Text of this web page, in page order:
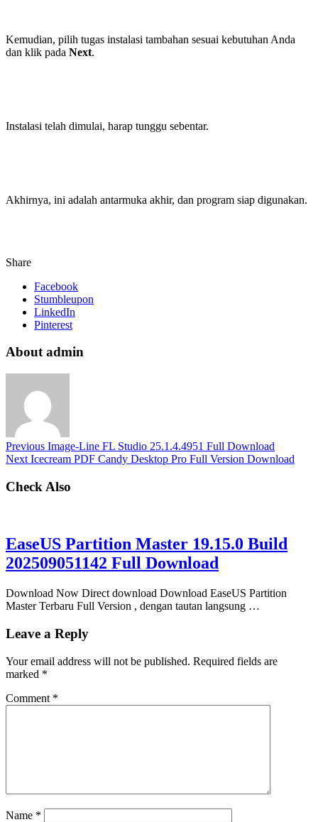
Kemudian, pilih tugas instalasi tambahan sesuai kebutuhan Anda
dan klik pada Next.
Instalasi telah dimulai, harap tunggu sebentar.
Akhirnya, ini adalah antarmuka akhir, dan program siap digunakan.
Share
Facebook
Stumbleupon
LinkedIn
Pinterest
About admin
Previous Image-Line FL Studio 25.1.4.4951 Full Download
Next Icecream PDF Candy Desktop Pro Full Version Download
Check Also
EaseUS Partition Master 19.15.0 Build
202509051142 Full Download
Download Now Direct download Download EaseUS Partition
Master Terbaru Full Version , dengan tautan langsung …
Leave a Reply
Your email address will not be published. Required fields are
marked *
Comment *
Name *